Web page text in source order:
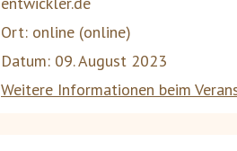
Ort: online (online)
Datum: 09. August 2023
Weitere Informationen beim